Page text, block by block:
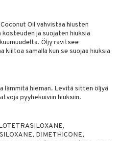
Oil vahvistaa hiusten
ja suojaten hiuksia
Öljy ravitsee
kiiltoa samalla kun se suojaa hiuksia
lämmitä hieman. Levitä sitten öljyä
pyyhekuiviin hiuksiin.
DIMETHICONE,